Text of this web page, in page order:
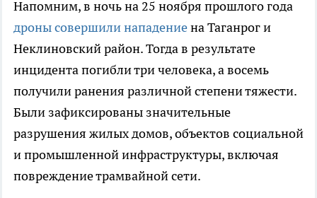
Напомним, в ночь на 25 ноября прошлого года
дроны совершили нападениена Таганрог и
Неклиновский район. Тогда в результате
инцидента погибли три человека, а восемь
получили ранения различной степени тяжести.
Были зафиксированы значительные
разрушения жилых домов, объектов социальной
и промышленной инфраструктуры, включая
повреждение трамвайной сети.